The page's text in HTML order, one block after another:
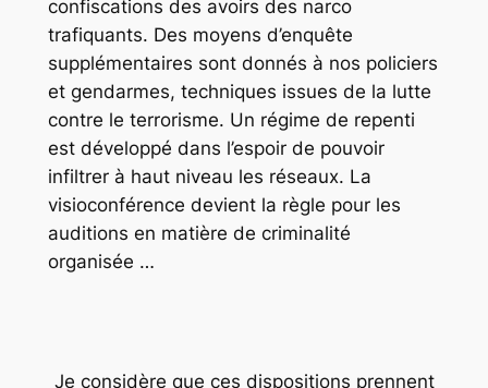
confiscations des avoirs des narco
trafiquants. Des moyens d’enquête
supplémentaires sont donnés à nos policiers
et gendarmes, techniques issues de la lutte
contre le terrorisme. Un régime de repenti
est développé dans l’espoir de pouvoir
infiltrer à haut niveau les réseaux. La
visioconférence devient la règle pour les
auditions en matière de criminalité
organisée …
Je considère que ces dispositions prennent